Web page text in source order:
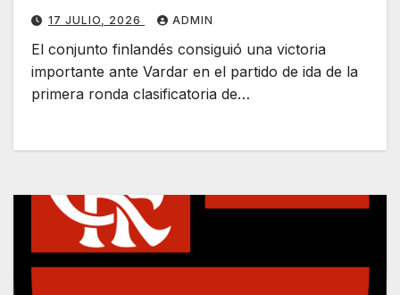
17 JULIO, 2026 ADMIN
El conjunto finlandés consiguió una victoria
importante ante Vardar en el partido de ida de la
primera ronda clasificatoria de…